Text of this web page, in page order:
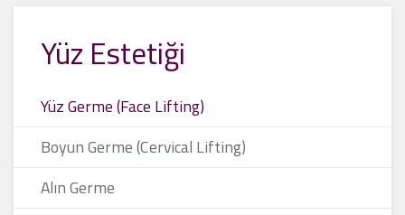
Yüz Estetiği
Yüz Germe (Face Lifting)
Boyun Germe (Cervical Lifting)
Alın Germe